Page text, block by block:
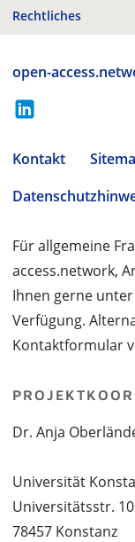
Rechtliches
open-
Kontakt
Für allgemeine
access.network,
Ihnen gerne unter
Verfügung.
Kontaktformular
Dr. Anja
Universität
Universitätsstr. 10
78457 Konstanz